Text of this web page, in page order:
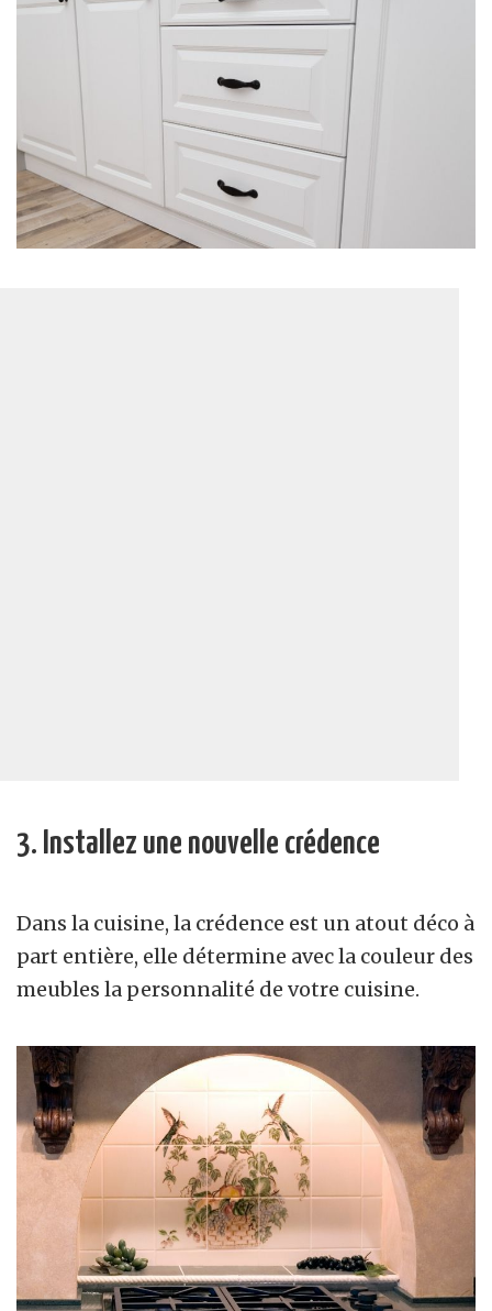
3. Installez une nouvelle crédence
Dans la cuisine, la crédence est un atout déco à
part entière, elle détermine avec la couleur des
meubles la personnalité de votre cuisine.